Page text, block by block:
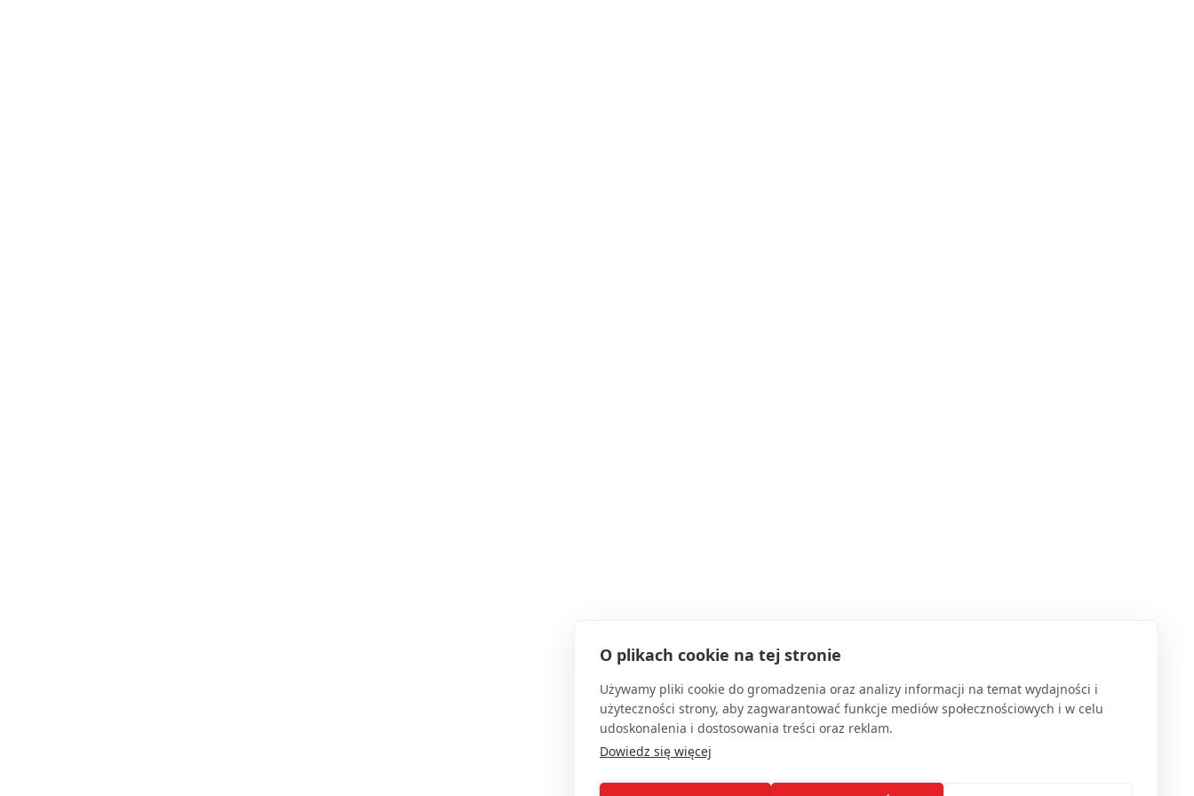
O plikach cookie na tej stronie
Używamy pliki cookie do gromadzenia oraz analizy informacji na temat wydajności i
użyteczności strony, aby zagwarantować funkcje mediów społecznościowych i w celu
udoskonalenia i dostosowania treści oraz reklam.
Dowiedz się więcej